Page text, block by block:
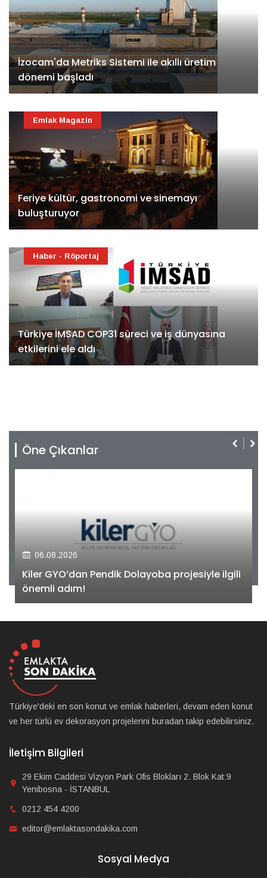
İzocam'da Metriks Sistemi ile akıllı üretim
dönemi başladı
Feriye kültür, gastronomi ve sinemayı
buluşturuyor
Emlak Magazin
Türkiye İMSAD COP31 süreci ve iş dünyasına
etkilerini ele aldı
Haber - Röportaj
Öne Çıkanlar
06.08.2026
Kiler GYO’dan Pendik Dolayoba projesiyle ilgili
önemli adım!
Türkiye'deki en son konut ve emlak haberleri, devam eden konut
ve her türlü ev dekorasyon projelerini buradan takip edebilirsiniz.
İletişim Bilgileri
29 Ekim Caddesi Vizyon Park Ofis Blokları 2. Blok Kat:9
Yenibosna - İSTANBUL
0212 454 4200
editor@emlaktasondakika.com
Sosyal Medya